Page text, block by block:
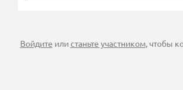
Войдите илистаньте участником, чтобы